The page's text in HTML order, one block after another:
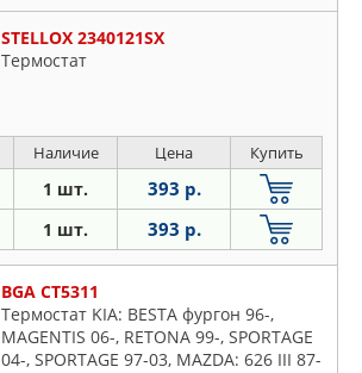
STELLOX 2340121SX
Термостат
Наличие Цена Купить
1 шт. 393 р.
1 шт. 393 р.
BGA CT5311
Термостат KIA: BESTA фургон 96-,
MAGENTIS 06-, RETONA 99-, SPORTAGE
04-, SPORTAGE 97-03, MAZDA: 626 III 87-